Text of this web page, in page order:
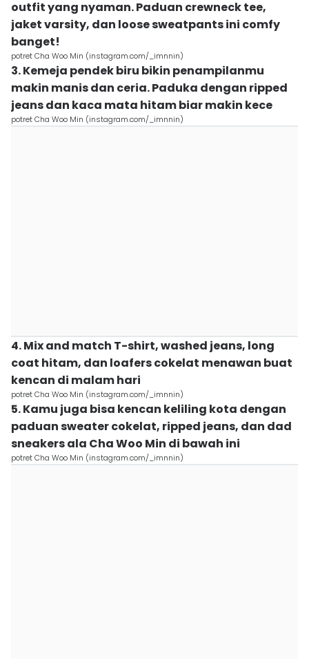
outfit yang nyaman. Paduan crewneck tee,
jaket varsity, dan loose sweatpants ini comfy
banget!
potret Cha Woo Min (instagram.com/_imnnin)
3. Kemeja pendek biru bikin penampilanmu
makin manis dan ceria. Paduka dengan ripped
jeans dan kaca mata hitam biar makin kece
potret Cha Woo Min (instagram.com/_imnnin)
4. Mix and match T-shirt, washed jeans, long
coat hitam, dan loafers cokelat menawan buat
kencan di malam hari
potret Cha Woo Min (instagram.com/_imnnin)
5. Kamu juga bisa kencan keliling kota dengan
paduan sweater cokelat, ripped jeans, dan dad
sneakers ala Cha Woo Min di bawah ini
potret Cha Woo Min (instagram.com/_imnnin)